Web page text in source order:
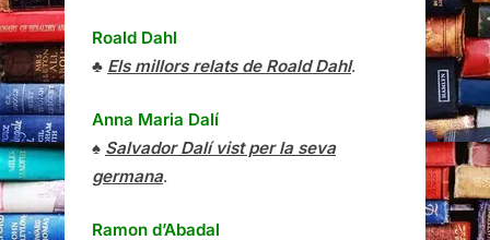
Roald Dahl
♣ Els millors relats de Roald Dahl.
Anna Maria Dalí
♠ Salvador Dalí vist per la seva
germana.
Ramon d’Abadal